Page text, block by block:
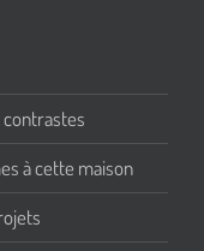
contrastes
à cette maison